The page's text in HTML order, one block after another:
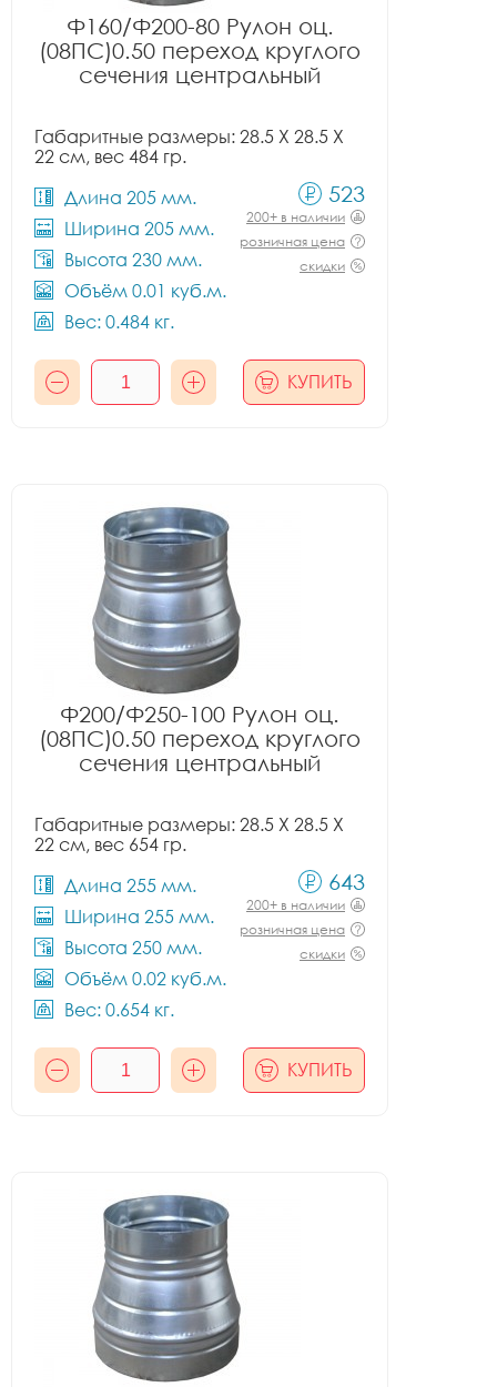
Ф160/Ф200-80 Рулон оц.
(08ПС)0.50 переход круглого
сечения центральный
Габаритные размеры: 28.5 X 28.5 X
22 см, вес 484 гр.
Длина 205 мм.
Ширина 205 мм.
Высота 230 мм.
Объём 0.01 куб.м.
Вес: 0.484 кг.
523
200+ в наличии
розничная цена
скидки
КУПИТЬ
Ф200/Ф250-100 Рулон оц.
(08ПС)0.50 переход круглого
сечения центральный
Габаритные размеры: 28.5 X 28.5 X
22 см, вес 654 гр.
Длина 255 мм.
Ширина 255 мм.
Высота 250 мм.
Объём 0.02 куб.м.
Вес: 0.654 кг.
643
200+ в наличии
розничная цена
скидки
КУПИТЬ